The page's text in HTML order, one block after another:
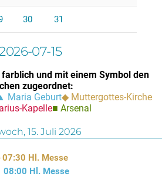
30 31
07-15
und mit einem Symbol den
zugeordnet:
Maria Geburt
Muttergottes-Kirche
Kapelle
Arsenal
15. Juli 2026
07:30 Hl. Messe
08:00 Hl. Messe